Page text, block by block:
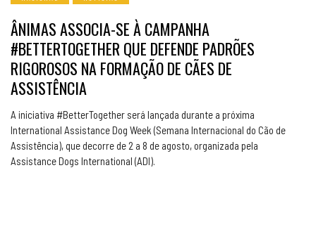
ÂNIMAS ASSOCIA-SE À CAMPANHA
#BETTERTOGETHER QUE DEFENDE PADRÕES
RIGOROSOS NA FORMAÇÃO DE CÃES DE
ASSISTÊNCIA
A iniciativa #BetterTogether será lançada durante a próxima
International Assistance Dog Week (Semana Internacional do Cão de
Assistência), que decorre de 2 a 8 de agosto, organizada pela
Assistance Dogs International (ADI).